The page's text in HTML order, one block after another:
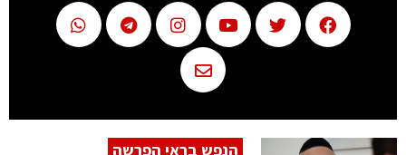
הנפש בראי הפרשה